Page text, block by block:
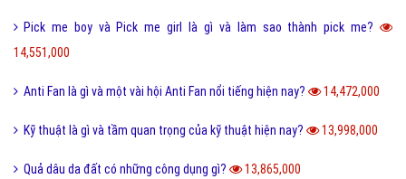
Pick me boy và Pick me girl là gì và làm sao thành pick me?
14,551,000
Anti Fan là gì và một vài hội Anti Fan nổi tiếng hiện nay? 14,472,000
Kỹ thuật là gì và tầm quan trọng của kỹ thuật hiện nay? 13,998,000
Quả dâu da đất có những công dụng gì? 13,865,000